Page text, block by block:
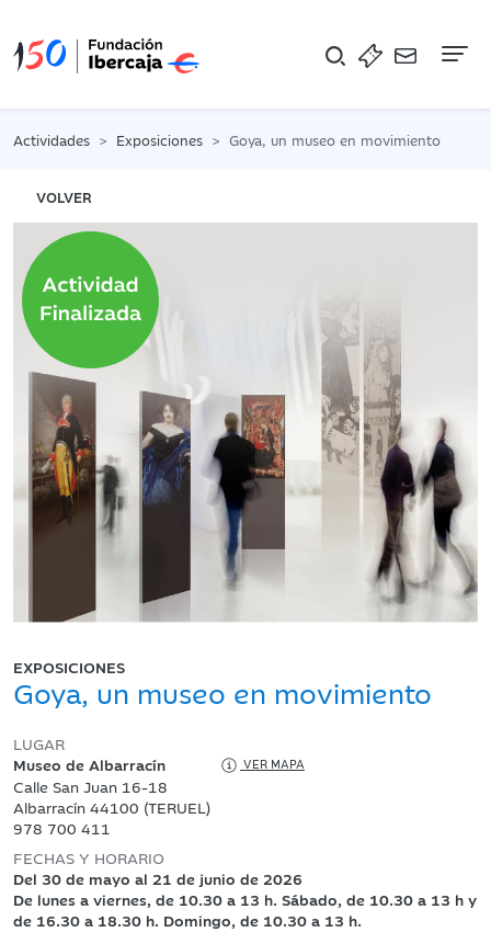
Actividades Exposiciones Goya, un museo en movimiento
VOLVER
EXPOSICIONES
Goya, un museo en movimiento
LUGAR
Museo de Albarracín
VER MAPA
Calle San Juan 16-18
Albarracín 44100 (TERUEL)
978 700 411
FECHAS Y HORARIO
Del 30 de mayo al 21 de junio de 2026
De lunes a viernes, de 10.30 a 13 h. Sábado, de 10.30 a 13 h y
de 16.30 a 18.30 h. Domingo, de 10.30 a 13 h.